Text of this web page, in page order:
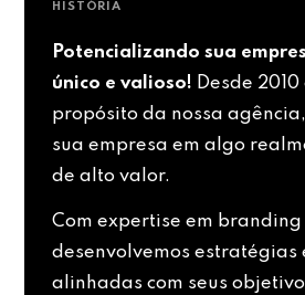
HISTÓRIA
Potencializando sua
único e valioso! Desde 2010
propósito da nossa
sua empresa em algo
de alto valor.
Com expertise em
desenvolvemos estratégias
alinhadas com seus